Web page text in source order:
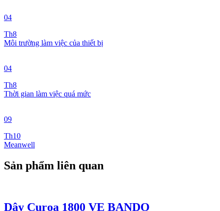
04
Th8
Môi trường làm việc của thiết bị
04
Th8
Thời gian làm việc quá mức
09
Th10
Meanwell
Sản phẩm liên quan
Dây Curoa 1800 VE BANDO